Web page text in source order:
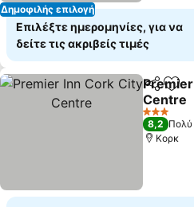
Δημοφιλής επιλογή
Επιλέξτε ημερομηνίες, για να
δείτε τις ακριβείς τιμές
Centre
3 Αστέρια
8,2
Κορκ